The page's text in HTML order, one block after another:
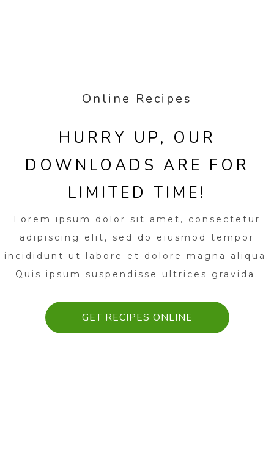
Online Recipes
HURRY UP, OUR
DOWNLOADS ARE FOR
LIMITED TIME!
Lorem ipsum dolor sit amet, consectetur
adipiscing elit, sed do eiusmod tempor
incididunt ut labore et dolore magna aliqua.
Quis ipsum suspendisse ultrices gravida.
GET RECIPES ONLINE